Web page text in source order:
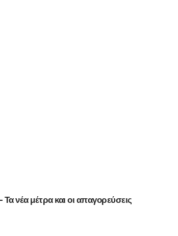
νέα μέτρα και οι απαγορεύσεις